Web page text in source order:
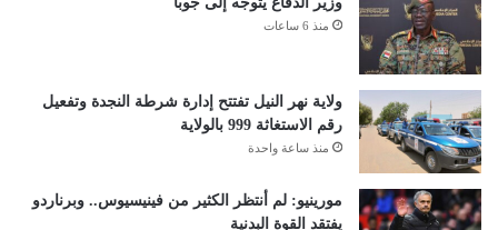
منذ 6 ساعات
ولاية نهر النيل تفتتح إدارة شرطة النجدة وتفعيل
رقم الاستغاثة 999 بالولاية
منذ ساعة واحدة
مورينيو: لم أنتظر الكثير من فينيسيوس.. وبرناردو
يفتقد القوة البدنية